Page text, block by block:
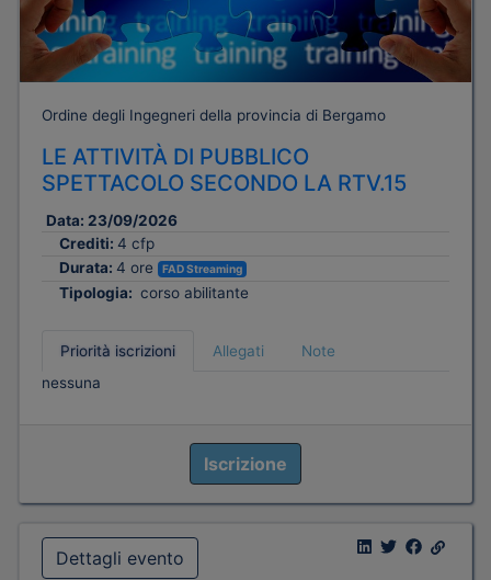
Ordine degli Ingegneri della provincia di Bergamo
LE ATTIVITÀ DI PUBBLICO
SPETTACOLO SECONDO LA RTV.15
Data: 23/09/2026
Crediti: 4 cfp
Durata: 4 ore FAD Streaming
Tipologia: corso abilitante
Priorità iscrizioni Allegati
Note
nessuna
Iscrizione
Dettagli evento